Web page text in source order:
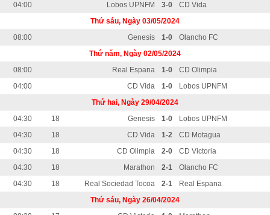
04:00
Lobos UPNFM 3-0
CD Vida
Thứ sáu, Ngày 03/05/2024
08:00
Genesis 1-0
Olancho FC
Thứ năm, Ngày 02/05/2024
08:00
Real Espana 1-0
CD Olimpia
04:00
CD Vida 1-0
Lobos UPNFM
Thứ hai, Ngày 29/04/2024
04:30
18 Genesis 1-0
Lobos UPNFM
04:30
18 CD Vida 1-2
CD Motagua
04:30
18 CD Olimpia 2-0
CD Victoria
04:30
18 Marathon 2-1
Olancho FC
04:30
18 Real Sociedad Tocoa 2-1
Real Espana
Thứ sáu, Ngày 26/04/2024